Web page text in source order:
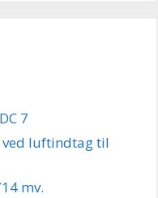
7
ved luftindtag til
mv.